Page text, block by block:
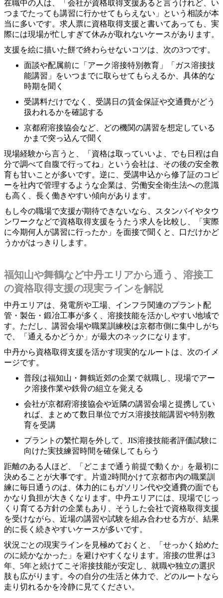
在職中の人は、「会社が資格取得支援あると言うけれど、い
つまでたっても講習に行かせてもらえない」という相談が本
当に多いです。求人票に資格取得支援と書いてあっても、実
際には現場が忙しすぎて休みが取れないケースがあります。
支援を絵に描いた餅で終わらせないコツは、次の3つです。
面談や配属前に「アーク溶接特別教育」「ガス溶接技
能講習」をいつまでに取らせてもらえるか、具体的な
時期を聞く
受講料だけでなく、受講日の賃金保証や交通費がどう
扱われるかを確認する
京都府溶接協会など、どの機関の講習を想定している
かまで突っ込んで聞く
現場経験から言うと、「資格は取っていいよ、でも日程は自
分で調べて自腹で行ってね」という会社は、その後の安全教
育も甘いことが多いです。逆に、受講申込から修了証のコピ
ーを社内で管理するような企業は、労働安全衛生法への意識
も高く、長く働きやすい傾向があります。
もし今の職場で支援が期待できないなら、スタンバイやタウ
ンワークなどで資格取得支援をうたう求人を比較し、「実際
に今期何人が講習に行ったか」を面接で聞くと、口だけかど
うかがはっきりします。
福知山や舞鶴など中丹エリアから通う、溶接工
の資格取得支援の現実ラインを解説
中丹エリアは、発電所や工場、インフラ関連のプラント配
管・製缶・鍛冶工事が多く、溶接技能を活かしやすい地域で
す。ただし、講習会場や職業訓練校は京都市側に集中しがち
で、「通えるかどうか」が最大のネックになります。
中丹から資格取得支援を活かす現実的なルートは、次のイメ
ージです。
普段は福知山・舞鶴近郊の企業で就職し、現場でアー
ク溶接作業や鉄骨の組立を覚える
会社が京都府溶接協会や近隣の講習会場と提携してい
れば、まとめて数日単位でガス溶接技能講習や特別教
育を受講
プラントの繁忙期を外して、JIS溶接技能者評価試験に
向けた実技練習時間を確保してもらう
距離のある人ほど、「どこまで通う前提で動くか」を最初に
決めることが大事です。片道2時間かけて京都市内の職業訓
練に毎日通うのは、体力的にもガソリン代や交通費の面でも
かなり負担が大きくなります。中丹エリアには、現場でじっ
くり育てる方針の企業もあり、そうした会社で資格取得支援
を受けながら、近場の講習や試験を組み合わせる方が、結果
的に長く続きやすいケースが多いです。
状況ごとの現実ラインを見極めておくと、「せっかく始めた
のに続かなかった」を避けやすくなります。溶接の世界は3
年、5年と続けてこそ溶接技能が安定し、就職や独立の選択
肢も広がります。今の自分の生活と体力で、どのルートなら
走り切れるかを冷静に見てください。